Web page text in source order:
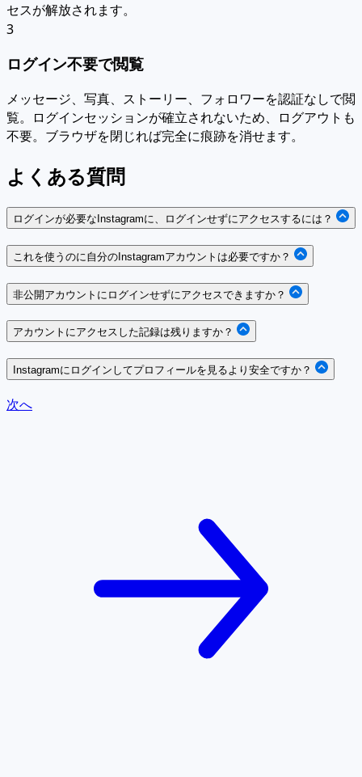
セスが解放されます。
3
ログイン不要で閲覧
メッセージ、写真、ストーリー、フォロワーを認証なしで閲
覧。ログインセッションが確立されないため、ログアウトも
不要。ブラウザを閉じれば完全に痕跡を消せます。
よくある質問
ログインが必要なInstagramに、ログインせずにアクセスするには？
これを使うのに自分のInstagramアカウントは必要ですか？
非公開アカウントにログインせずにアクセスできますか？
アカウントにアクセスした記録は残りますか？
Instagramにログインしてプロフィールを見るより安全ですか？
次へ